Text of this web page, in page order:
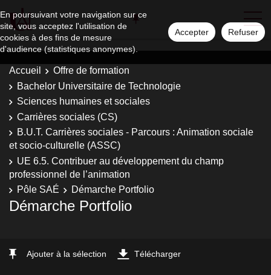
En poursuivant votre navigation sur ce
site, vous acceptez l'utilisation de
cookies à des fins de mesure
d'audience (statistiques anonymes).
Accepter Refuser
Accueil
Offre de formation
Bachelor Universitaire de Technologie
Sciences humaines et sociales
Carrières sociales (CS)
B.U.T. Carrières sociales - Parcours : Animation sociale
et socio-culturelle (ASSC)
UE 6.5. Contribuer au développement du champ
professionnel de l’animation
Pôle SAÉ
Démarche Portfolio
Démarche Portfolio
Ajouter à la sélection Télécharger